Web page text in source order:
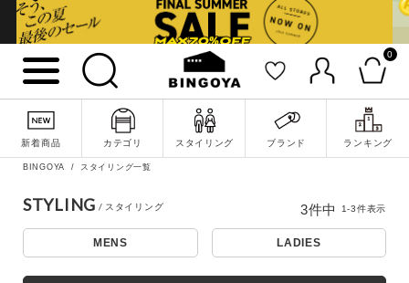
0
新着商品 カテゴリ スタイリング ブランド ランキング
詳細検索
BINGOYA スタイリング一覧
STYLING
MENS LADIES
3件中 1-3件表示